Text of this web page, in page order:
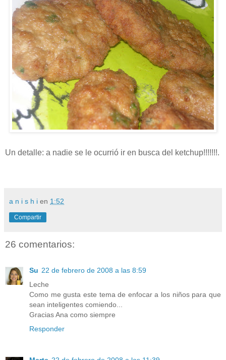
Un detalle: a nadie se le ocurrió ir en busca del ketchup!!!!!!!.
a n i s h i en 1:52
Compartir
26 comentarios:
Su 22 de febrero de 2008 a las 8:59
Leche
Como me gusta este tema de enfocar a los niños para que
sean inteligentes comiendo...
Gracias Ana como siempre
Responder